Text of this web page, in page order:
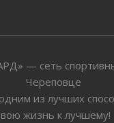
— сеть
Череповце
из лучших
жизнь к лучшему!